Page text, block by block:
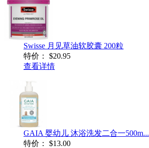
Swisse 月见草油软胶囊 200粒
特价：
$20.95
查看详情
GAIA 婴幼儿 沐浴洗发二合一500m...
特价：
$13.00